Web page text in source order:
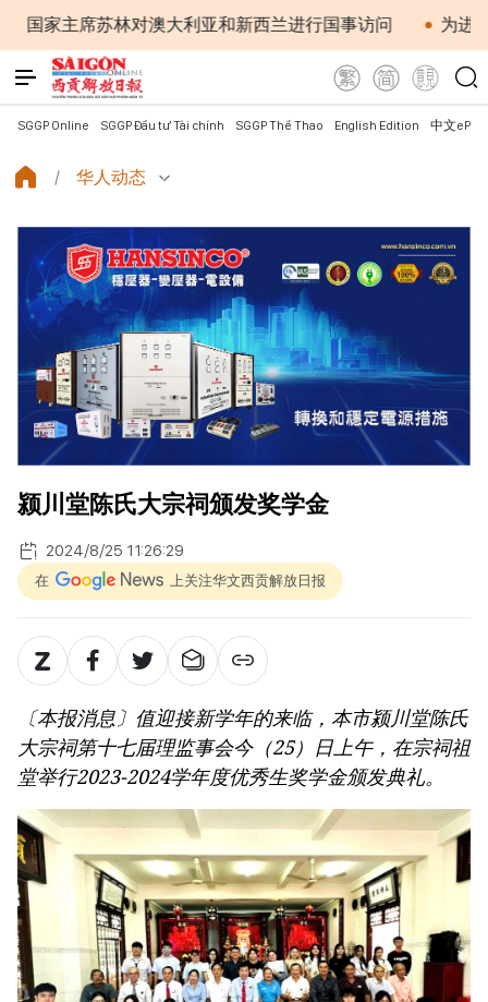
林对澳大利亚和新西兰进行国事访问 为进一步深化越澳
SGGP Online SGGP Đầu tư Tài chính SGGP Thể Thao English Edition 中文
华人动态
颍川堂陈氏大宗祠颁发奖学金
2024/8/25 11:26:29
在 上关注华文西贡解放日报
〔本报消息〕值迎接新学年的来临，本市颍川堂陈氏
大宗祠第十七届理监事会今（25）日上午，在宗祠祖
堂举行2023-2024学年度优秀生奖学金颁发典礼。